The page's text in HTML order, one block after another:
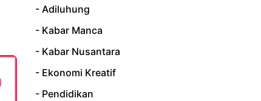
- Adiluhung
- Kabar Manca
- Kabar Nusantara
- Ekonomi Kreatif
- Pendidikan